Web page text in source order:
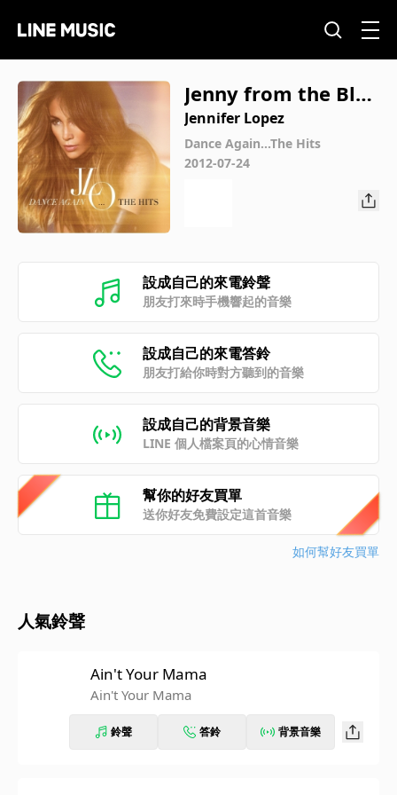
Jenny from the Bloc
k (Track Masters Re
mix)
Jennifer Lopez
Dance Again...The Hits
2012-07-24
設成自己的來電鈴聲
朋友打來時手機響起的音樂
設成自己的來電答鈴
朋友打給你時對方聽到的音樂
設成自己的背景音樂
LINE 個人檔案頁的心情音樂
幫你的好友買單
送你好友免費設定這首音樂
如何幫好友買單
人氣鈴聲
Ain't Your Mama
Ain't Your Mama
鈴聲 答鈴 背景音樂